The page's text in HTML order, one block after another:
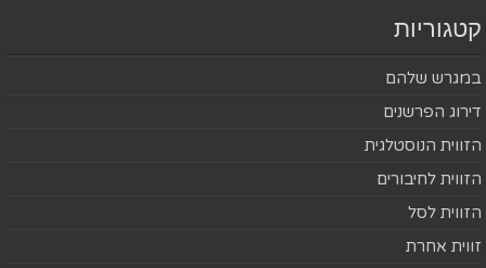
קטגוריות
במגרש שלהם
דירוג הפרשנים
הזווית הנוסטלגית
הזווית לחיבורים
הזווית לסל
זווית אחרת